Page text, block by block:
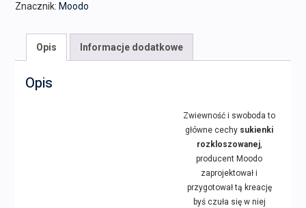
Znacznik: Moodo
Opis Informacje dodatkowe
Opis
Zwiewność i swoboda to
główne cechy sukienki
rozkloszowanej,
producent Moodo
zaprojektował i
przygotował tą kreację
byś czuła się w niej